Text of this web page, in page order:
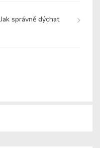
Jak správně dýchat